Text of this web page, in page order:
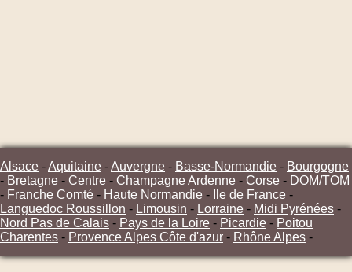
Alsace -Aquitaine -Auvergne - Basse-Normandie - Bourgogne
- Bretagne - Centre - Champagne Ardenne - Corse - DOM/TOM
- Franche Comté - Haute Normandie - Ile de France -
Languedoc Roussillon - Limousin - Lorraine - Midi Pyrénées -
Nord Pas de Calais - Pays de la Loire - Picardie - Poitou
Charentes - Provence Alpes Côte d'azur - Rhône Alpes -